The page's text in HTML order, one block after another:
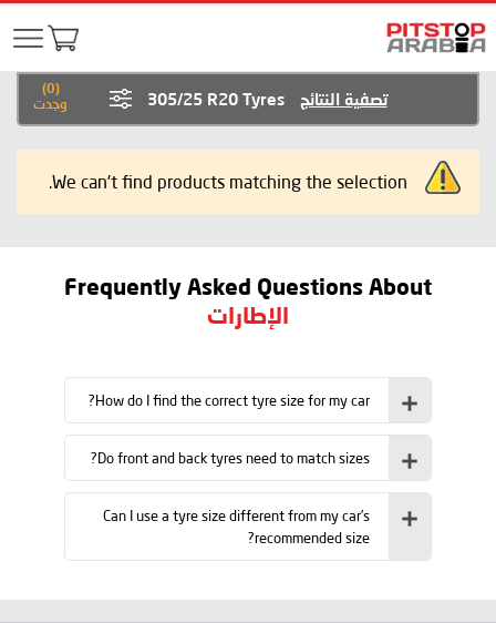
(
0
)
وجدت
تصفية النتائج 305/25 R20 Tyres
We can't find products matching the selection.
Frequently Asked Questions About
الإطارات
How do I find the correct tyre size for my car?
Do front and back tyres need to match sizes?
Can I use a tyre size different from my car’s
recommended size?